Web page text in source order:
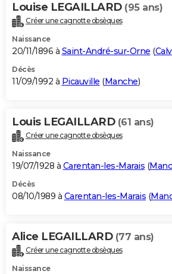
Louise LEGAILLARD (95 ans)
Créer une cagnotte obsèques
Naissance
20/11/1896 à Saint-André-sur-Orne (
Décès
11/09/1992 à Picauville (Manche)
Louis LEGAILLARD (61 ans)
Créer une cagnotte obsèques
Naissance
19/07/1928 à Carentan-les-Marais (
Décès
08/10/1989 à Carentan-les-Marais (
Alice LEGAILLARD (77 ans)
Créer une cagnotte obsèques
Naissance